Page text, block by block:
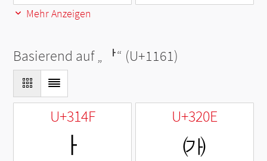
Mehr Anzeigen
Basierend auf „ ᅡ“ (U+1161)
U+314F
ㅏ
U+320E
㈎